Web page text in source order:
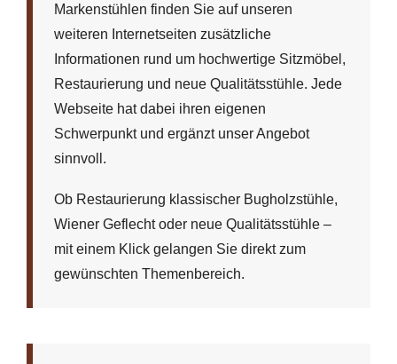
Markenstühlen finden Sie auf unseren
weiteren Internetseiten zusätzliche
Informationen rund um hochwertige Sitzmöbel,
Restaurierung und neue Qualitätsstühle. Jede
Webseite hat dabei ihren eigenen
Schwerpunkt und ergänzt unser Angebot
sinnvoll.
Ob Restaurierung klassischer Bugholzstühle,
Wiener Geflecht oder neue Qualitätsstühle –
mit einem Klick gelangen Sie direkt zum
gewünschten Themenbereich.